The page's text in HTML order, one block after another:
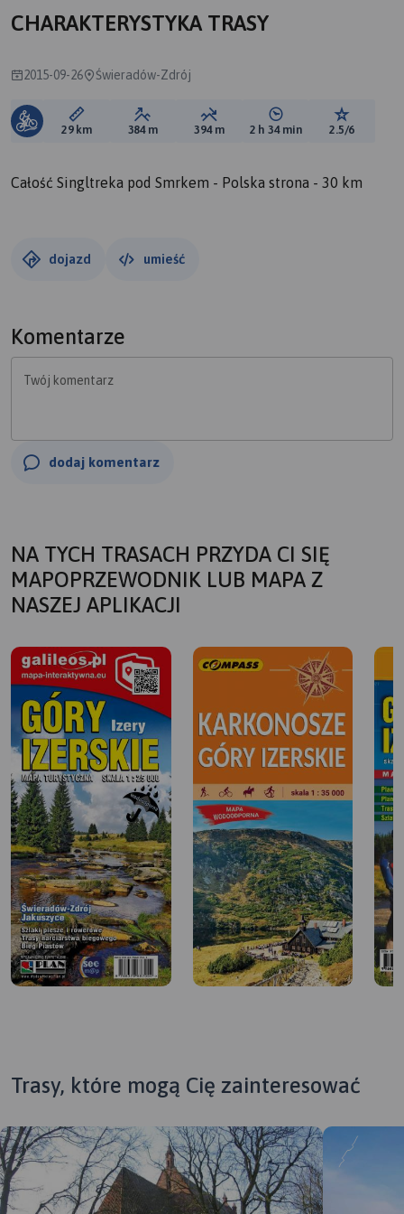
CHARAKTERYSTYKA TRASY
2015-09-26 Świeradów-Zdrój
Długość trasy:
29 km Suma przewyższeń:
384 m Suma spadków:
394 m Średni czas potrzebny
2 h 34 min Ocena
2.5/6
Całość Singltreka pod Smrkem - Polska strona - 30 km
dojazd umieść
Komentarze
Twój komentarz
dodaj komentarz
NA TYCH TRASACH PRZYDA CI SIĘ
MAPOPRZEWODNIK LUB MAPA Z
NASZEJ APLIKACJI
Trasy, które mogą Cię zainteresować